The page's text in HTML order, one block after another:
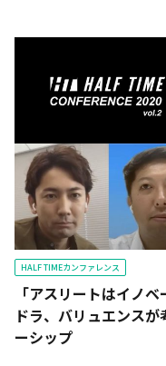
HALF TIMEカンファレンス
「アスリートはイノ
ドラ、バリュエンス
ーシップ